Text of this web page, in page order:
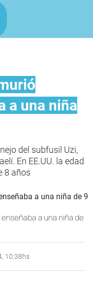
a una niña
del subfusil Uzi,
En EE.UU. la edad
8 años
a una niña de
10:38hs